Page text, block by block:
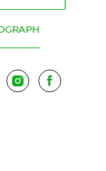
Instagram